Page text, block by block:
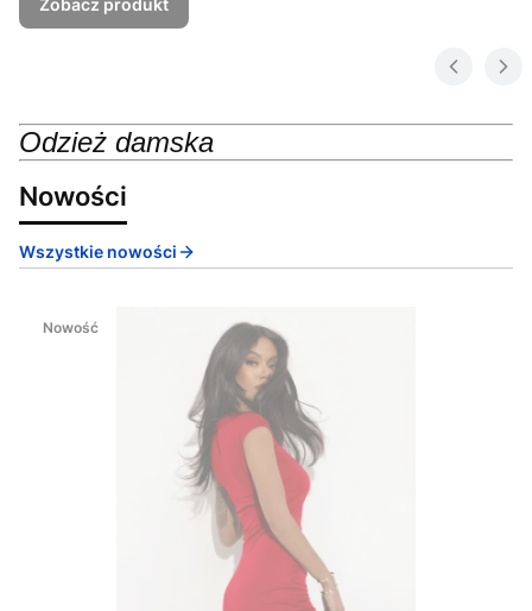
Zobacz produkt
Odzież damska
Nowości
Wszystkie nowości
Nowość